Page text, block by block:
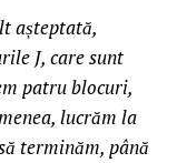
așteptată,
J, care sunt
patru blocuri,
lucrăm la
terminăm, până